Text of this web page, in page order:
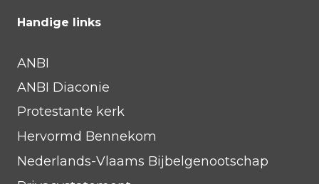
Handige links
ANBI
ANBI Diaconie
Protestante kerk
Hervormd Bennekom
Nederlands-Vlaams Bijbelgenootschap